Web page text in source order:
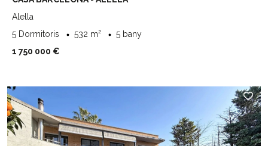
Alella
5 Dormitoris
532 m²
5 bany
1 750 000 €